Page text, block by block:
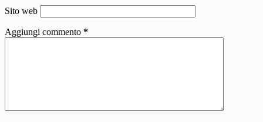
Sito web
Aggiungi commento *